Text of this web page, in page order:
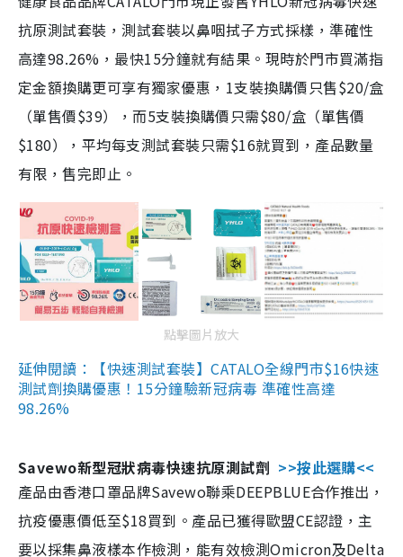
抗原測試套裝，測試套裝以鼻咽拭子方式採樣，準確性
高達98.26%，最快15分鐘就有結果。現時於門市買滿指
定金額換購更可享有獨家優惠，1支裝換購價只售$20/盒
（單售價$39），而5支裝換購價只需$80/盒（單售價
$180），平均每支測試套裝只需$16就買到，產品數量
有限，售完即止。
點擊圖片放大
延伸閱讀：【快速測試套裝】CATALO全線門市$16快速
測試劑換購優惠！15分鐘驗新冠病毒 準確性高達
98.26%
Savewo新型冠狀病毒快速抗原測試劑 >>按此選購<<
產品由香港口罩品牌Savewo聯乘DEEPBLUE合作推出，
抗疫優惠價低至$18買到。產品已獲得歐盟CE認證，主
要以採集鼻液樣本作檢測，能有效檢測Omicron及Delta